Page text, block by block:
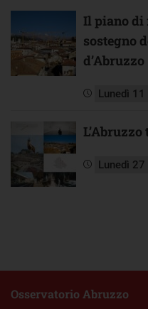
Il piano di
sostegno
d’Abruzzo
Lunedì
Lunedì
Osservatorio Abruzzo